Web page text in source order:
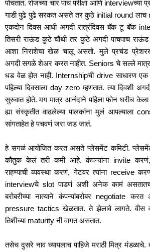
पोचतात. रोजच्या चार पाच परीक्षा आणि interviewच्या
गाडी पुढे पुढे सरकत असते तर कुठे initial round लाच
एकदोन दिवस आधी अगदी रात्रंदिवस बॅक टू बॅक
तिसरी राऊंड कुठे चौथी तर कुठे अगदी पाचपाच राऊंड
आशा निराशेचा खेळ चालू असतो. मुले प्रचंड
अगदी सगळे शेअर करत नाहीत. Seniors चे सल्ले
धड वेळ होत नाही. Internshipची drive साधारण एक
पहिल्या दिवसाला day zero म्हणतात. त्या दिवशी
सुरुवात होते. मग मात्र आनंदाने पहिला फोन घरीच केला
ह्या संस्कृतीत वाढलेल्या पालकांना मुलं आपल्याला
सांगताहेत हे पचवणं जरा जड जातं.
हे सगळं आयोजित करत असते प्लेसमेंट कमिटी. प्लेसमेंट
कौतुक केलं तरी कमी आहे. कंपन्यांना invite करणं,
राहण्याची व्यवस्था करणं, गेटवर त्यांना receive
interviewचे slot पाडणं अशी अनेक कामं
बरोबरीच्या नात्याने कंपन्यांबरोबर negotiate
pressure tactics खेळतात. ते झेलावे लागते. वीस
तिशीच्या maturity नी वागत असतात.
तसेच दुसरे नाव घ्यायलाच पाहिजे मराठी मित्र मंडळाचे.